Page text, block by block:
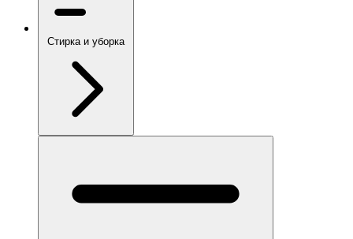
Стирка и уборка